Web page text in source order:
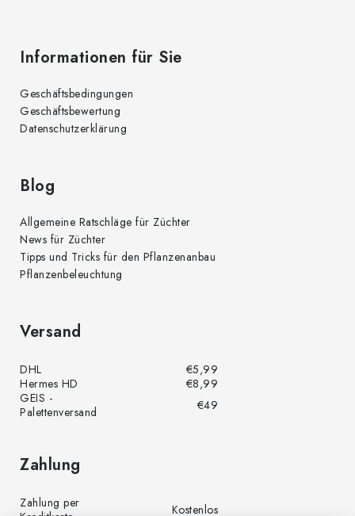
Informationen für Sie
Geschäftsbedingungen
Geschäftsbewertung
Datenschutzerklärung
Blog
Allgemeine Ratschläge für Züchter
News für Züchter
Tipps und Tricks für den Pflanzenanbau
Pflanzenbeleuchtung
Versand
DHL
€5,99
Hermes HD
€8,99
GEIS -
Palettenversand
€49
Zahlung
Zahlung per
Kostenlos